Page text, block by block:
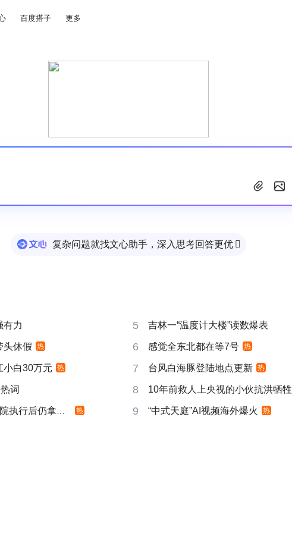
百度搭子 更多
复杂问题就找文心助手，深入思考回答更优 
有力 5 吉林一“温度计大楼”读数爆表
头休假 热 6 感觉全东北都在等7号 热
小白30万元 热 7 台风白海豚登陆地点更新 热
词 8 10年前救人上央视的小伙抗洪牺牲
行后仍拿不到 热 9 “中式天庭”AI视频海外爆火 热